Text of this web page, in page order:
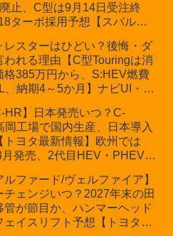
止、C型は9月14日受注終
ターボ採用予想【スバル最
レスターはひどい？後悔・ダ
われる理由【C型Touringは消
格385万円から、S:HEV燃費
、納期4～5か月】ナビUI・冬
ザイヤーとJNCAP大賞受賞後
意点
HR】日本発売いつ？C-
岡工場で国内生産、日本導入
トヨタ最新情報】欧州では
発売、2代目HEV・PHEVは
ルファード/ヴェルファイア】
チェンジいつ？2027年末の田
管が節目か、ハンマーヘッド
ェイスリフト予想【トヨタ最